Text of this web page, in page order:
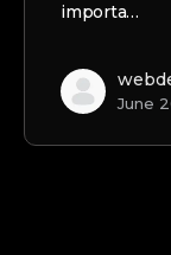
importa…
June